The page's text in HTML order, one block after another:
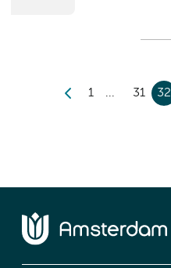
1 31 32